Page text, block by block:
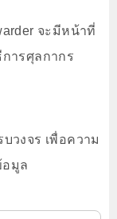
จะมีหน้าที่
ารศุลกากร
วงจร เพื่อความ
อมูล